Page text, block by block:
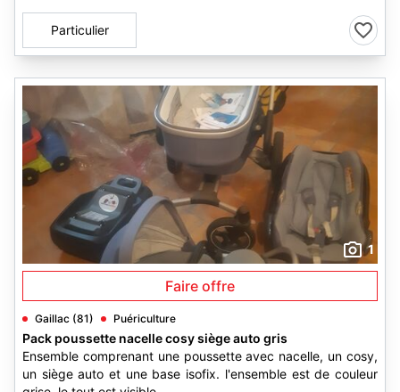
Particulier
1
Faire offre
Gaillac (81) Puériculture
Pack poussette nacelle cosy siège auto gris
Ensemble comprenant une poussette avec nacelle, un cosy,
un siège auto et une base isofix. l'ensemble est de couleur